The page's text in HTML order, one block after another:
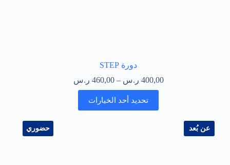
دورة STEP
400,00 ر.س –
460,00 ر.س
تحديد أحد الخيارات
حضوري عن بُعد